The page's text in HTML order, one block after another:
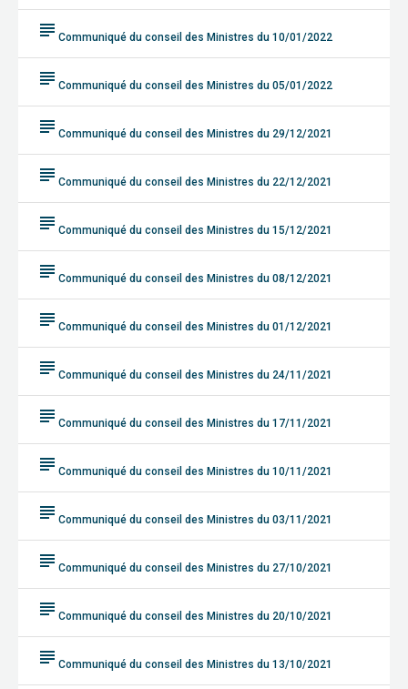
subject Communiqué du conseil des Ministres du 10/01/2022
subject Communiqué du conseil des Ministres du 05/01/2022
subject Communiqué du conseil des Ministres du 29/12/2021
subject Communiqué du conseil des Ministres du 22/12/2021
subject Communiqué du conseil des Ministres du 15/12/2021
subject Communiqué du conseil des Ministres du 08/12/2021
subject Communiqué du conseil des Ministres du 01/12/2021
subject Communiqué du conseil des Ministres du 24/11/2021
subject Communiqué du conseil des Ministres du 17/11/2021
subject Communiqué du conseil des Ministres du 10/11/2021
subject Communiqué du conseil des Ministres du 03/11/2021
subject Communiqué du conseil des Ministres du 27/10/2021
subject Communiqué du conseil des Ministres du 20/10/2021
subject Communiqué du conseil des Ministres du 13/10/2021